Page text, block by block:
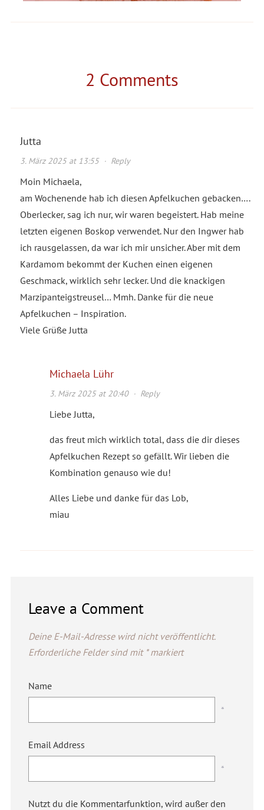
2 Comments
Jutta
3. März 2025 at 13:55· Reply
Moin Michaela,
am Wochenende hab ich diesen Apfelkuchen gebacken….
Oberlecker, sag ich nur, wir waren begeistert. Hab meine
letzten eigenen Boskop verwendet. Nur den Ingwer hab
ich rausgelassen, da war ich mir unsicher. Aber mit dem
Kardamom bekommt der Kuchen einen eigenen
Geschmack, wirklich sehr lecker. Und die knackigen
Marzipanteigstreusel… Mmh. Danke für die neue
Apfelkuchen – Inspiration.
Viele Grüße Jutta
Michaela Lühr
3. März 2025 at 20:40· Reply
Liebe Jutta,
das freut mich wirklich total, dass die dir dieses
Apfelkuchen Rezept so gefällt. Wir lieben die
Kombination genauso wie du!
Alles Liebe und danke für das Lob,
miau
Leave a Comment
Deine E-Mail-Adresse wird nicht veröffentlicht.
Erforderliche Felder sind mit *markiert
Name
*
Email Address
*
Nutzt du die Kommentarfunktion, wird außer den